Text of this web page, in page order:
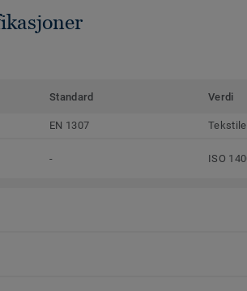
Standard Verdi
EN 1307
- ISO